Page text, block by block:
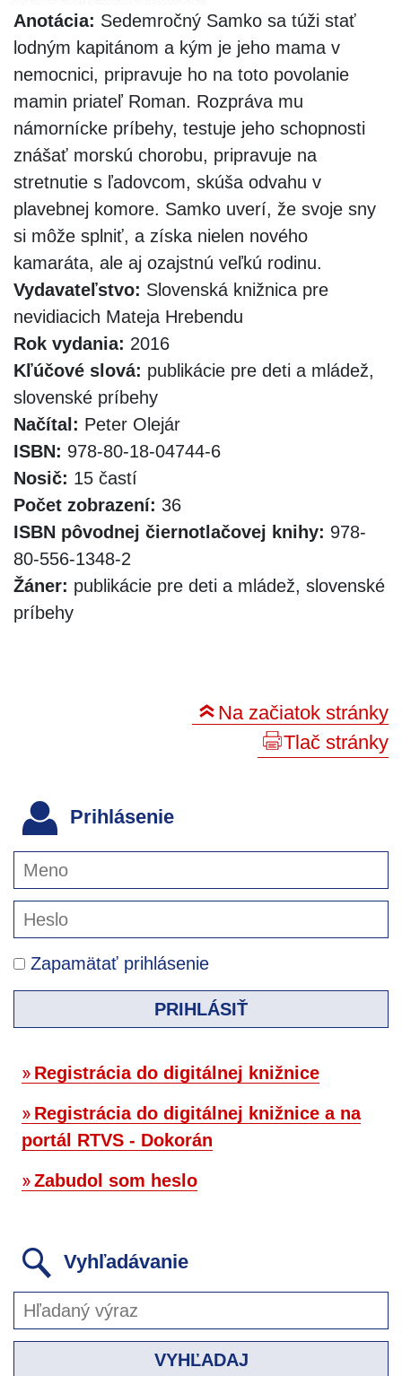
Anotácia: Sedemročný Samko sa túži stať
lodným kapitánom a kým je jeho mama v
nemocnici, pripravuje ho na toto povolanie
mamin priateľ Roman. Rozpráva mu
námornícke príbehy, testuje jeho schopnosti
znášať morskú chorobu, pripravuje na
stretnutie s ľadovcom, skúša odvahu v
plavebnej komore. Samko uverí, že svoje sny
si môže splniť, a získa nielen nového
kamaráta, ale aj ozajstnú veľkú rodinu.
Vydavateľstvo: Slovenská knižnica pre
nevidiacich Mateja Hrebendu
Rok vydania: 2016
Kľúčové slová: publikácie pre deti a mládež,
slovenské príbehy
Načítal: Peter Olejár
ISBN: 978-80-18-04744-6
Nosič: 15 častí
Počet zobrazení: 36
ISBN pôvodnej čiernotlačovej knihy: 978-
80-556-1348-2
Žáner: publikácie pre deti a mládež, slovenské
príbehy
Na začiatok stránky
Tlač stránky
Prihlásenie
Zapamätať prihlásenie
PRIHLÁSIŤ
Registrácia do digitálnej knižnice
Registrácia do digitálnej knižnice a na
portál RTVS - Dokorán
Zabudol som heslo
Vyhľadávanie
VYHĽADAJ